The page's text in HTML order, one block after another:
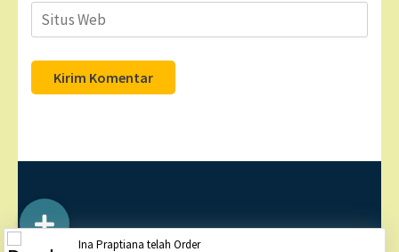
Situs
Web
Hak Cipta ©2026DOGMIT INDONESIA. Business One
Ina Praptiana telah Order